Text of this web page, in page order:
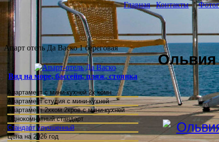
Главная Контакты
Апарт отель Да Васко 1 береговая
Вид на море, бассейн, пляж, стоянка
Апартамент с мини-кухней 2х комн
Апартамент студияс мини-кухней
Апартамент 2хком.2кров.с мини-кухней
Однокомнатный стандарт
Стандарт улучшенный
Цена на 2026 год
Ольвия